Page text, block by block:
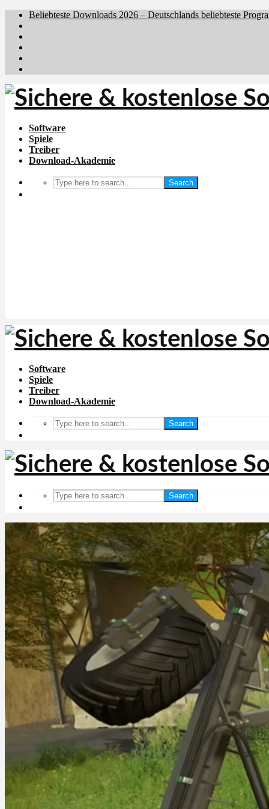
Beliebteste Downloads 2026 – Deutschlands beliebteste
Software
Spiele
Treiber
Download-Akademie
Search
Software
Spiele
Treiber
Download-Akademie
Search
Search